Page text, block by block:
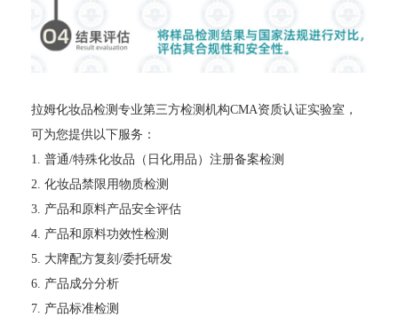
拉姆化妆品检测专业第三方检测机构CMA资质认证实验室，
可为您提供以下服务：
1. 普通/特殊化妆品（日化用品）注册备案检测
2. 化妆品禁限用物质检测
3. 产品和原料产品安全评估
4. 产品和原料功效性检测
5. 大牌配方复刻/委托研发
6. 产品成分分析
7. 产品标准检测